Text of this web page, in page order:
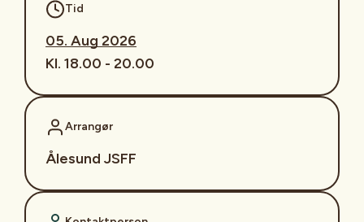
Tid
05. Aug 2026
Kl. 18.00 - 20.00
Arrangør
Ålesund JSFF